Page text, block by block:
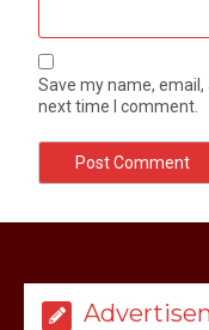
Save my name,
next time I comment.